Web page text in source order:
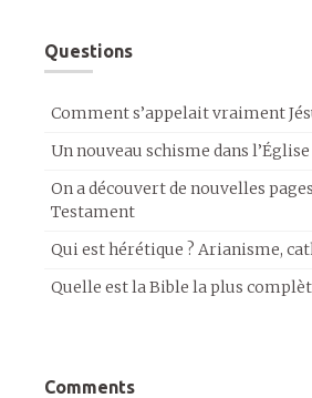
Questions
Comment s’appelait vraiment
Un nouveau schisme dans
On a découvert de nouvelles
Testament
Qui est hérétique ? Arianisme,
Quelle est la Bible la plus
Comments